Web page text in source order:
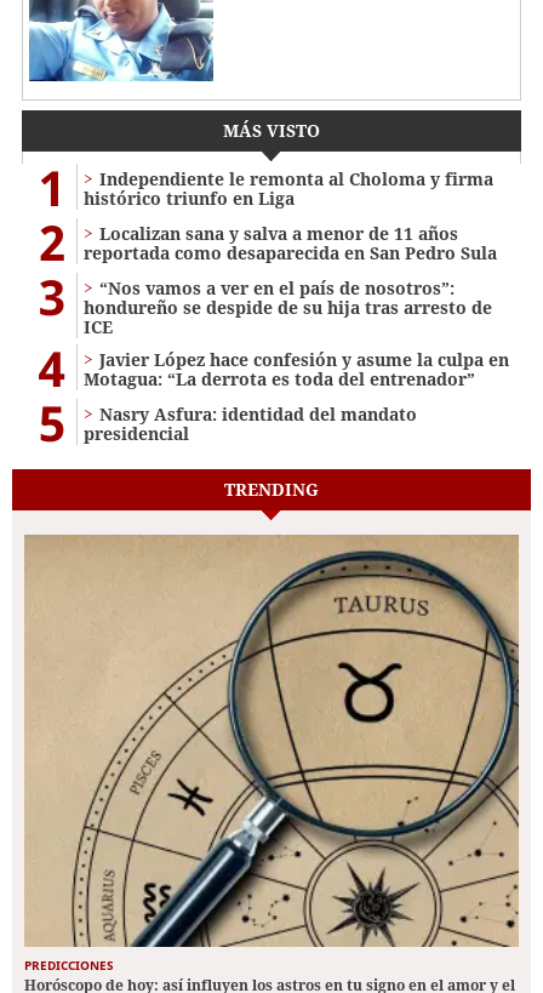
MÁS VISTO
1
Independiente le remonta al Choloma y firma
histórico triunfo en Liga
2
Localizan sana y salva a menor de 11 años
reportada como desaparecida en San Pedro Sula
3
“Nos vamos a ver en el país de nosotros”:
hondureño se despide de su hija tras arresto de
ICE
4
Javier López hace confesión y asume la culpa en
Motagua: “La derrota es toda del entrenador”
5
Nasry Asfura: identidad del mandato
presidencial
TRENDING
PREDICCIONES
Horóscopo de hoy: así influyen los astros en tu signo en el amor y el